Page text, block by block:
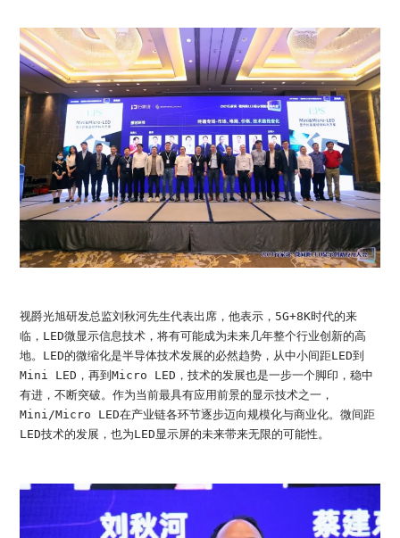
视爵光旭研发总监刘秋河先生代表出席，他表示，5G+8K时代的来
临，LED微显示信息技术，将有可能成为未来几年整个行业创新的高
地。LED的微缩化是半导体技术发展的必然趋势，从中小间距LED到
Mini LED，再到Micro LED，技术的发展也是一步一个脚印，稳中
有进，不断突破。作为当前最具有应用前景的显示技术之一，
Mini/Micro LED在产业链各环节逐步迈向规模化与商业化。微间距
LED技术的发展，也为LED显示屏的未来带来无限的可能性。